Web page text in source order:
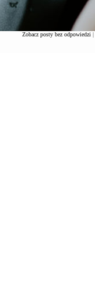
Zobacz posty bez odpowiedzi |